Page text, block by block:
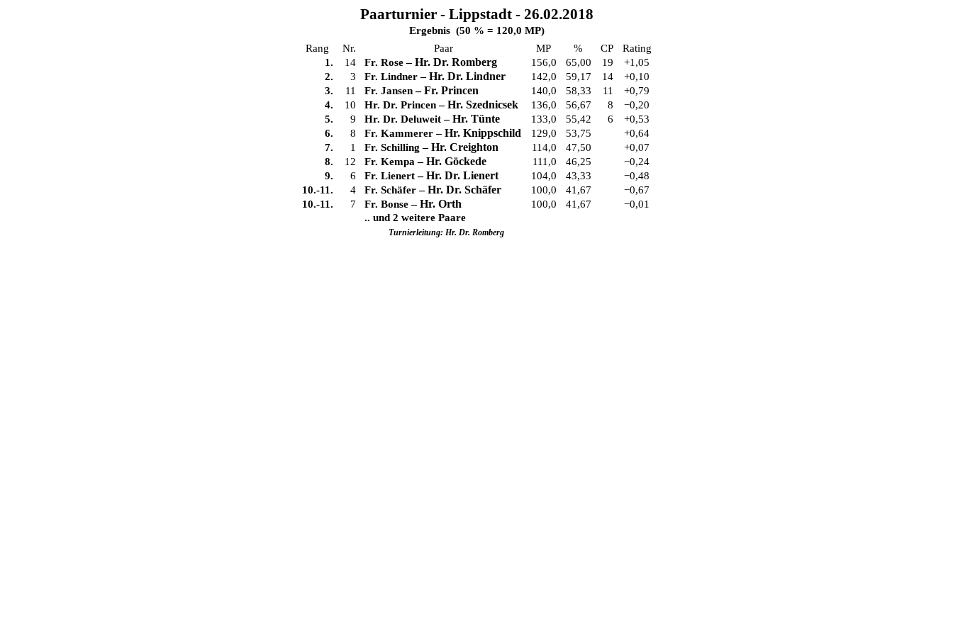
Paarturnier - Lippstadt - 26.02.2018
Ergebnis (50 % = 120,0 MP)
Rang
Nr. Paar MP % CP
Rating
1.
14 Fr. Rose–Hr. Dr. Romberg 156,0 65,00 19
+1,05
2.
3 Fr. Lindner–Hr. Dr. Lindner 142,0 59,17 14
+0,10
3.
11 Fr. Jansen–Fr. Princen 140,0 58,33 11
+0,79
4.
10 Hr. Dr. Princen–Hr. Szednicsek 136,0 56,67 8
−0,20
5.
9 Hr. Dr. Deluweit–Hr. Tünte 133,0 55,42 6
+0,53
6.
8 Fr. Kammerer–Hr. Knippschild 129,0 53,75
+0,64
7.
1 Fr. Schilling –Hr. Creighton 114,0 47,50
+0,07
8.
12 Fr. Kempa –Hr. Göckede 111,0 46,25
−0,24
9.
6 Fr. Lienert–Hr. Dr. Lienert 104,0 43,33
−0,48
10.-11.
4 Fr. Schäfer–Hr. Dr. Schäfer 100,0 41,67
−0,67
10.-11.
7 Fr. Bonse–Hr. Orth 100,0 41,67
−0,01
.. und 2 weitere Paare
Turnierleitung: Hr. Dr. Romberg